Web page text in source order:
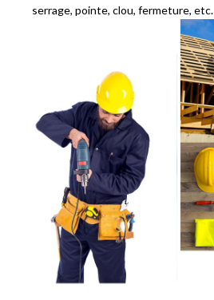
serrage, pointe, clou, fermeture, etc.